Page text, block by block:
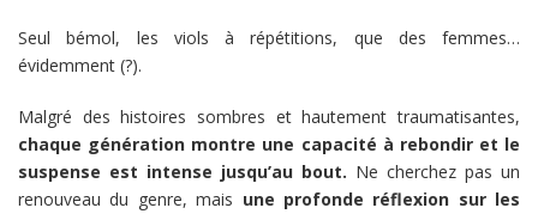
Seul bémol, les viols à répétitions, que des femmes…
évidemment (?).
Malgré des histoires sombres et hautement traumatisantes,
chaque génération montre une capacité à rebondir et le
suspense est intense jusqu’au bout. Ne cherchez pas un
renouveau du genre, mais une profonde réflexion sur les